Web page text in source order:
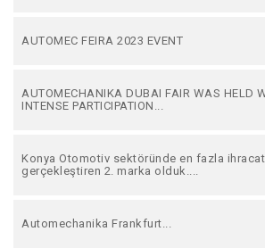
AUTOMEC FEIRA 2023 EVENT
AUTOMECHANIKA DUBAI FAIR WAS HELD
INTENSE PARTICIPATION...
Konya Otomotiv sektöründe en fazla ihracat
gerçekleştiren 2. marka olduk....
Automechanika Frankfurt...